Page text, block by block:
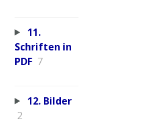
11.
Schriften in
PDF 7
12. Bilder
2